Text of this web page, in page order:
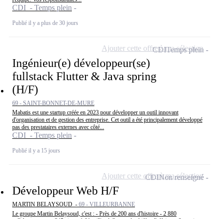
CDI - Temps plein
Publié il y a plus de 30 jours
Ingénieur(e) développeur(se)
fullstack Flutter & Java spring
(H/F)
69 - SAINT-BONNET-DE-MURE
Mabatis est une startup créée en 2023 pour développer un outil innovant
d'organisation et de gestion des entreprise. Cet outil a été principalement développé
pas des prestataires externes avec côté...
CDI - Temps plein
Publié il y a 15 jours
CDITemps plein
Ajouter cette offre à ma sélection
Développeur Web H/F
MARTIN BELAYSOUD - 69 - VILLEURBANNE
Le groupe Martin Belaysoud, c'est : - Près de 200 ans d'histoire - 2 880
CDINon renseigné
Ajouter cette offre à ma sélection